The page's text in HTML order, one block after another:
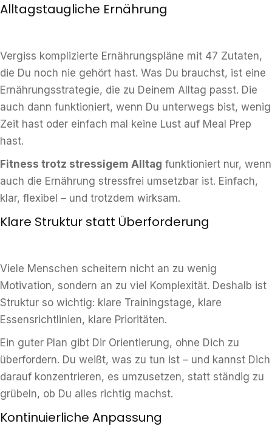
Alltagstaugliche Ernährung
Vergiss komplizierte Ernährungspläne mit 47 Zutaten,
die Du noch nie gehört hast. Was Du brauchst, ist eine
Ernährungsstrategie, die zu Deinem Alltag passt. Die
auch dann funktioniert, wenn Du unterwegs bist, wenig
Zeit hast oder einfach mal keine Lust auf Meal Prep
hast.
Fitness trotz stressigem Alltag funktioniert nur, wenn
auch die Ernährung stressfrei umsetzbar ist. Einfach,
klar, flexibel – und trotzdem wirksam.
Klare Struktur statt Überforderung
Viele Menschen scheitern nicht an zu wenig
Motivation, sondern an zu viel Komplexität. Deshalb ist
Struktur so wichtig: klare Trainingstage, klare
Essensrichtlinien, klare Prioritäten.
Ein guter Plan gibt Dir Orientierung, ohne Dich zu
überfordern. Du weißt, was zu tun ist – und kannst Dich
darauf konzentrieren, es umzusetzen, statt ständig zu
grübeln, ob Du alles richtig machst.
Kontinuierliche Anpassung